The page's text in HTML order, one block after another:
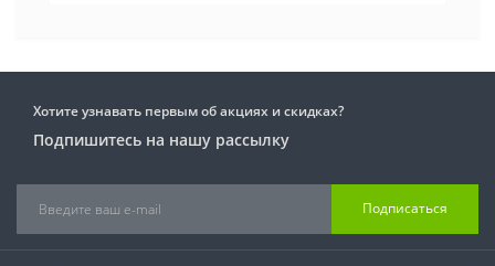
Хотите узнавать первым об акциях и скидках?
Подпишитесь на нашу рассылку
Подписаться